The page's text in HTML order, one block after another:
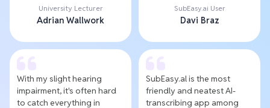
University Lecturer
Adrian Wallwork
SubEasy.ai User
Davi Braz
With my slight hearing
impairment, it's often hard
to catch everything in
SubEasy.al is the most
friendly and neatest AI-
transcribing app among